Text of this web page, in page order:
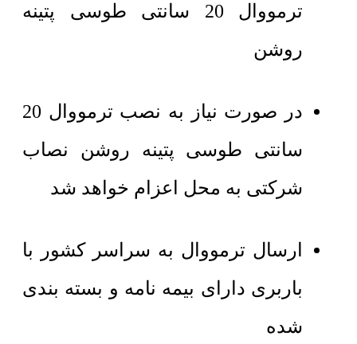
ترمووال 20 سانتی طوسی پتینه
روشن
در صورت نیاز به نصب ترمووال 20
سانتی طوسی پتینه روشن نصاب
شرکتی به محل اعزام خواهد شد
ارسال ترمووال به سراسر کشور با
باربری دارای بیمه نامه و بسته بندی
شده